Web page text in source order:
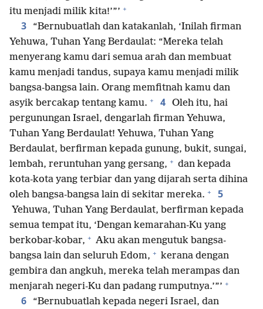
itu menjadi milik kita!’”’ +
3
“Bernubuatlah dan katakanlah, ‘Inilah firman
Yehuwa, Tuhan Yang Berdaulat: “Mereka telah
menyerang kamu dari semua arah dan membuat
kamu menjadi tandus, supaya kamu menjadi milik
bangsa-bangsa lain. Orang memfitnah kamu dan
asyik bercakap tentang kamu. + 4 Oleh itu, hai
pergunungan Israel, dengarlah firman Yehuwa,
Tuhan Yang Berdaulat! Yehuwa, Tuhan Yang
Berdaulat, berfirman kepada gunung, bukit, sungai,
lembah, reruntuhan yang gersang, + dan kepada
kota-kota yang terbiar dan yang dijarah serta dihina
oleh bangsa-bangsa lain di sekitar mereka. + 5
Yehuwa, Tuhan Yang Berdaulat, berfirman kepada
semua tempat itu, ‘Dengan kemarahan-Ku yang
berkobar-kobar, + Aku akan mengutuk bangsa-
bangsa lain dan seluruh Edom, + kerana dengan
gembira dan angkuh, mereka telah merampas dan
menjarah negeri-Ku dan padang rumputnya.’”’ +
6
“Bernubuatlah kepada negeri Israel, dan